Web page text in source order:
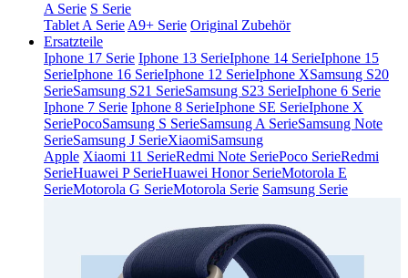
A Serie S Serie
Tablet A Serie A9+ Serie Original Zubehör
Ersatzteile
Iphone 17 Serie Iphone 13 SerieIphone 14 SerieIphone 15
SerieIphone 16 SerieIphone 12 SerieIphone XSamsung S20
SerieSamsung S21 SerieSamsung S23 SerieIphone 6 Serie
Iphone 7 Serie Iphone 8 SerieIphone SE SerieIphone X
SeriePocoSamsung S SerieSamsung A SerieSamsung Note
SerieSamsung J SerieXiaomiSamsung
Apple Xiaomi 11 SerieRedmi Note SeriePoco SerieRedmi
SerieHuawei P SerieHuawei Honor SerieMotorola E
SerieMotorola G SerieMotorola Serie Samsung Serie